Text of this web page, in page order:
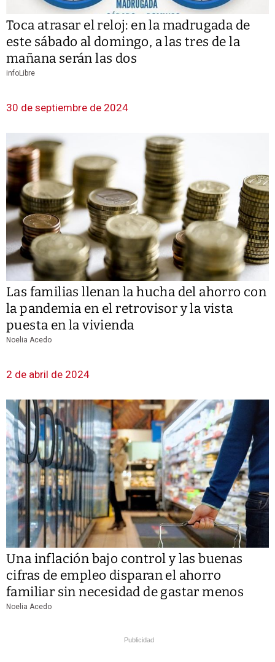
Toca atrasar el reloj: en la madrugada de
este sábado al domingo, a las tres de la
mañana serán las dos
infoLibre
30 de septiembre de 2024
Las familias llenan la hucha del ahorro con
la pandemia en el retrovisor y la vista
puesta en la vivienda
Noelia Acedo
2 de abril de 2024
Una inflación bajo control y las buenas
cifras de empleo disparan el ahorro
familiar sin necesidad de gastar menos
Noelia Acedo
Publicidad